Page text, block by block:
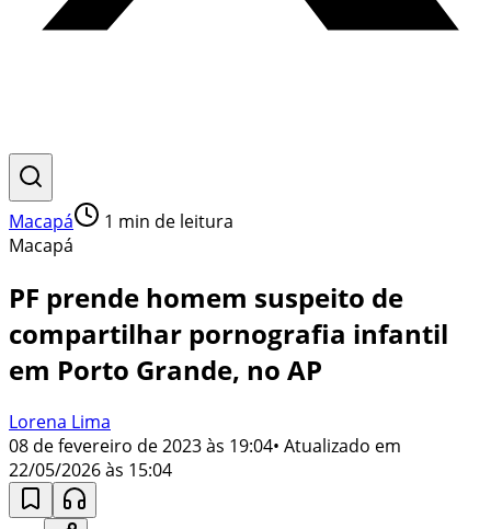
Macapá 1 min de leitura
Macapá
PF prende homem suspeito de
compartilhar pornografia infantil
em Porto Grande, no AP
Lorena Lima
08 de fevereiro de 2023 às 19:04• Atualizado em
22/05/2026 às 15:04